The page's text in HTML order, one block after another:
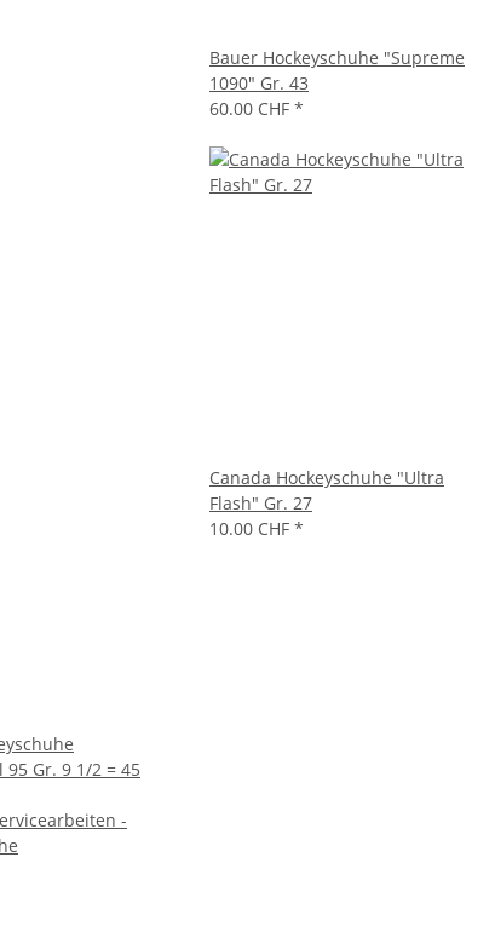
Bauer Hockeyschuhe "Supreme
1090" Gr. 43
60.00 CHF *
95 Gr. 9 1/2 = 45
Canada Hockeyschuhe "Ultra
Flash" Gr. 27
10.00 CHF *